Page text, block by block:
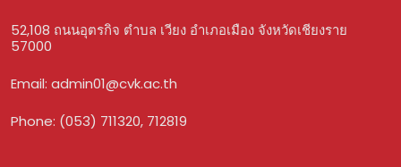
52,108 ถนนอุตรกิจ ตำบล เวียง อำเภอเมือง จังหวัดเชียงราย
57000
Email: admin01@cvk.ac.th
Phone: (053) 711320, 712819